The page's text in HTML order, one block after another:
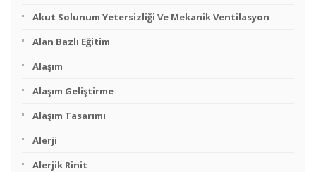
Akut Solunum Yetersizliği Ve Mekanik Ventilasyon
Alan Bazlı Eğitim
Alaşım
Alaşım Geliştirme
Alaşım Tasarımı
Alerji
Alerjik Rinit